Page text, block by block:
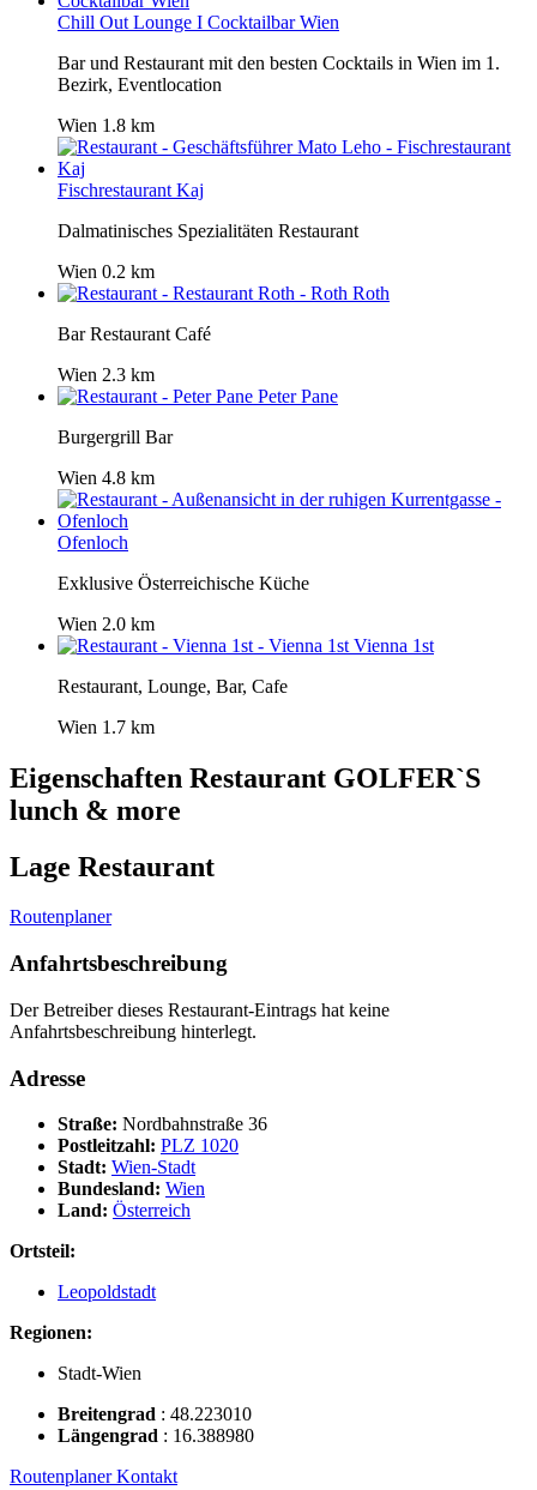
Chill Out Lounge I Cocktailbar Wien
Bar und Restaurant mit den besten Cocktails in Wien im 1.
Bezirk, Eventlocation
Wien 1.8 km
Fischrestaurant Kaj
Dalmatinisches Spezialitäten Restaurant
Wien 0.2 km
Roth
Bar Restaurant Café
Wien 2.3 km
Peter Pane
Burgergrill Bar
Wien 4.8 km
Ofenloch
Exklusive Österreichische Küche
Wien 2.0 km
Vienna 1st
Restaurant, Lounge, Bar, Cafe
Wien 1.7 km
Eigenschaften Restaurant GOLFER`S
lunch & more
Lage Restaurant
Routenplaner
Anfahrtsbeschreibung
Der Betreiber dieses Restaurant-Eintrags hat keine
Anfahrtsbeschreibung hinterlegt.
Adresse
Straße: Nordbahnstraße 36
Postleitzahl: PLZ 1020
Stadt: Wien-Stadt
Bundesland: Wien
Land: Österreich
Ortsteil:
Leopoldstadt
Regionen:
Stadt-Wien
Breitengrad : 48.223010
Längengrad : 16.388980
RoutenplanerKontakt